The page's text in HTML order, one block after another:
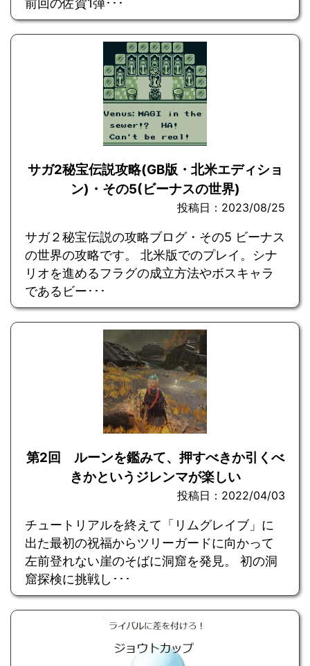
前回の佐賀1弾･･･
サガ2秘宝伝説攻略(GB版・北米エディショ
ン)・その5(ビーナスの世界)
投稿日：2023/08/25
サガ２秘宝伝説の攻略ブログ・その5 ビーナス
の世界の攻略です。 北米版でのプレイ。シナ
リオを進めるフラグの成立方法やボスキャラ
であるビー･･･
第2回 ルーンを鑑みて、押すべきか引くべ
きかというジレンマが楽しい
投稿日：2022/04/03
チュートリアルを終えて「リムグレイブ」に
出た最初の祝福からツリーガードに向かって
左前登れない崖のそばに洞窟を発見。 初の洞
窟探検に挑戦し･･･